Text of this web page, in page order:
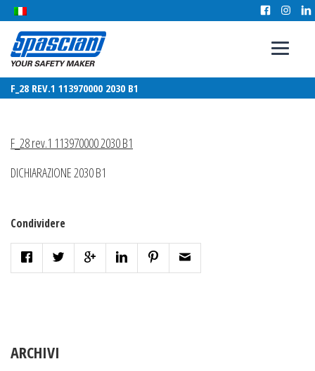
F_28 REV.1 113970000 2030 B1
F_28 rev.1 113970000 2030 B1
DICHIARAZIONE 2030 B1
Condividere
ARCHIVI